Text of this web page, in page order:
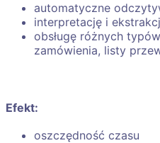
automatyczne
interpretację i
obsługę różnych
zamówienia, listy
Efekt:
oszczędność czasu